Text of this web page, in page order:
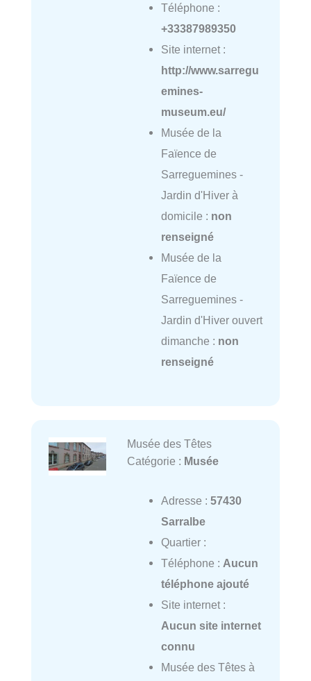
Téléphone :
+33387989350
Site internet :
http://www.sarregu
emines-
museum.eu/
Musée de la
Faïence de
Sarreguemines -
Jardin d'Hiver à
domicile : non
renseigné
Musée de la
Faïence de
Sarreguemines -
Jardin d'Hiver ouvert
dimanche : non
renseigné
Musée des Têtes
Catégorie : Musée
Adresse : 57430
Sarralbe
Quartier :
Téléphone : Aucun
téléphone ajouté
Site internet :
Aucun site internet
connu
Musée des Têtes à